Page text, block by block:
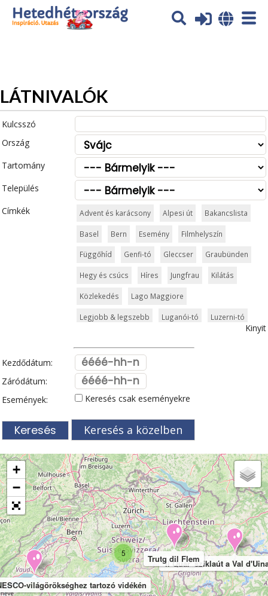
Az oldal sütiket (cookies) használ. További tájékoztatás itt:
Adatvédelmi tájékoztató
LÁTNIVALÓK
Kulcsszó
Ország
Tartomány
Település
Címkék
Advent és karácsony Alpesi út Bakancslista
Basel Bern Esemény Filmhelyszín
Függőhíd Genfi-tó Gleccser Graubünden
Hegy és csúcs Híres Jungfrau Kilátás
Közlekedés Lago Maggiore
Legjobb & legszebb Luganói-tó Luzerni-tó
Szabadidőpark Szurdok
Templom és kolostor
Történelem Túra Vár és kastély
Városkalauzok Világörökség
Zöldturista Zürich
Kinyit
Kezdődátum:
Záródátum:
Események:
Keresés csak eseményekre
Keresés a közelben
5
'il Quar' sziklaút a Val
világörökséghez tartozó vidékén
Trutg dil Flem
+
−